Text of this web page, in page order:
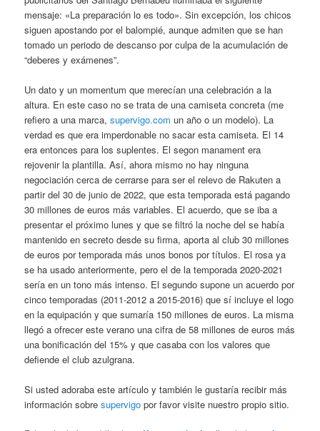
mensaje: «La preparación lo es todo». Sin excepción, los chicos
siguen apostando por el balompié, aunque admiten que se han
tomado un periodo de descanso por culpa de la acumulación de
“deberes y exámenes”.
Un dato y un momentum que merecían una celebración a la
altura. En este caso no se trata de una camiseta concreta (me
refiero a una marca,supervigo.com un año o un modelo). La
verdad es que era imperdonable no sacar esta camiseta. El 14
era entonces para los suplentes. El segon manament era
rejovenir la plantilla. Así, ahora mismo no hay ninguna
negociación cerca de cerrarse para ser el relevo de Rakuten a
partir del 30 de junio de 2022, que esta temporada está pagando
30 millones de euros más variables. El acuerdo, que se iba a
presentar el próximo lunes y que se filtró la noche del se había
mantenido en secreto desde su firma, aporta al club 30 millones
de euros por temporada más unos bonos por títulos. El rosa ya
se ha usado anteriormente, pero el de la temporada 2020-2021
sería en un tono más intenso. El segundo supone un acuerdo por
cinco temporadas (2011-2012 a 2015-2016) que sí incluye el logo
en la equipación y que sumaría 150 millones de euros. La misma
llegó a ofrecer este verano una cifra de 58 millones de euros más
una bonificación del 15% y que casaba con los valores que
defiende el club azulgrana.
Si usted adoraba este artículo y también le gustaría recibir más
información sobresupervigo por favor visite nuestro propio sitio.